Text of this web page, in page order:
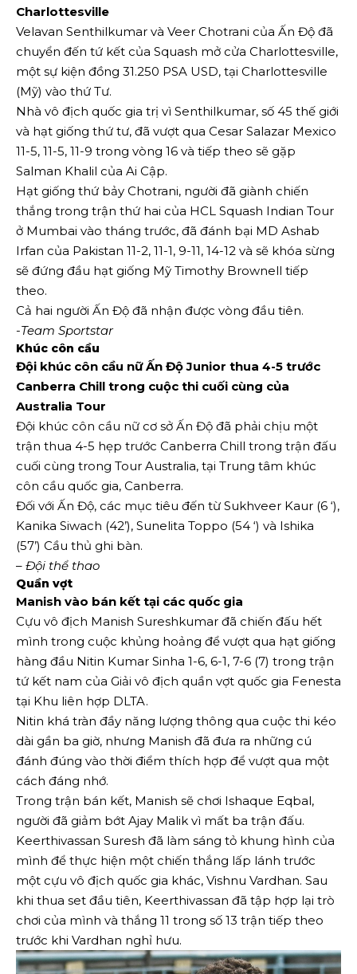
Charlottesville
Velavan Senthilkumar và Veer Chotrani của Ấn Độ đã
chuyển đến tứ kết của Squash mở cửa Charlottesville,
một sự kiện đồng 31.250 PSA USD, tại Charlottesville
(Mỹ) vào thứ Tư.
Nhà vô địch quốc gia trị vì Senthilkumar, số 45 thế giới
và hạt giống thứ tư, đã vượt qua Cesar Salazar Mexico
11-5, 11-5, 11-9 trong vòng 16 và tiếp theo sẽ gặp
Salman Khalil của Ai Cập.
Hạt giống thứ bảy Chotrani, người đã giành chiến
thắng trong trận thứ hai của HCL Squash Indian Tour
ở Mumbai vào tháng trước, đã đánh bại MD Ashab
Irfan của Pakistan 11-2, 11-1, 9-11, 14-12 và sẽ khóa sừng
sẽ đứng đầu hạt giống Mỹ Timothy Brownell tiếp
theo.
Cả hai người Ấn Độ đã nhận được vòng đầu tiên.
-Team Sportstar
Khúc côn cầu
Đội khúc côn cầu nữ Ấn Độ Junior thua 4-5 trước
Canberra Chill trong cuộc thi cuối cùng của
Australia Tour
Đội khúc côn cầu nữ cơ sở Ấn Độ đã phải chịu một
trận thua 4-5 hẹp trước Canberra Chill trong trận đấu
cuối cùng trong Tour Australia, tại Trung tâm khúc
côn cầu quốc gia, Canberra.
Đối với Ấn Độ, các mục tiêu đến từ Sukhveer Kaur (6 ‘),
Kanika Siwach (42’), Sunelita Toppo (54 ‘) và Ishika
(57’) Cầu thủ ghi bàn.
– Đội thể thao
Quần vợt
Manish vào bán kết tại các quốc gia
Cựu vô địch Manish Sureshkumar đã chiến đấu hết
mình trong cuộc khủng hoảng để vượt qua hạt giống
hàng đầu Nitin Kumar Sinha 1-6, 6-1, 7-6 (7) trong trận
tứ kết nam của Giải vô địch quần vợt quốc gia Fenesta
tại Khu liên hợp DLTA.
Nitin khá tràn đầy năng lượng thông qua cuộc thi kéo
dài gần ba giờ, nhưng Manish đã đưa ra những cú
đánh đúng vào thời điểm thích hợp để vượt qua một
cách đáng nhớ.
Trong trận bán kết, Manish sẽ chơi Ishaque Eqbal,
người đã giảm bớt Ajay Malik vì mất ba trận đấu.
Keerthivassan Suresh đã làm sáng tỏ khung hình của
mình để thực hiện một chiến thắng lấp lánh trước
một cựu vô địch quốc gia khác, Vishnu Vardhan. Sau
khi thua set đầu tiên, Keerthivassan đã tập hợp lại trò
chơi của mình và thắng 11 trong số 13 trận tiếp theo
trước khi Vardhan nghỉ hưu.